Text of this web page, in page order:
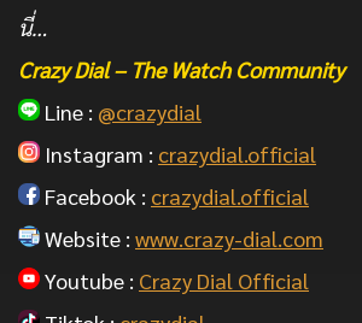
นี่…
Crazy Dial – The Watch Community
Line : @crazydial
Instagram : crazydial.official
Facebook : crazydial.official
Website : www.crazy-dial.com
Youtube : Crazy Dial Official